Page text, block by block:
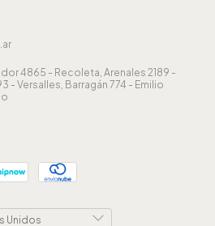
4865 - Recoleta, Arenales 2189 -
- Versalles, Barragán 774 - Emilio